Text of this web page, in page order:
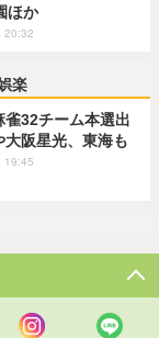
ほか
20:32
楽
雀32チーム本選出
阪星光、東海も
19:45